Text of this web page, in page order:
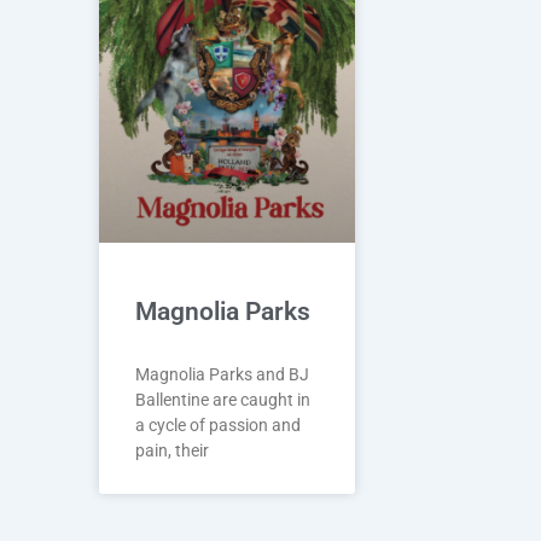
Magnolia Parks
Magnolia Parks and BJ
Ballentine are caught in
a cycle of passion and
pain, their